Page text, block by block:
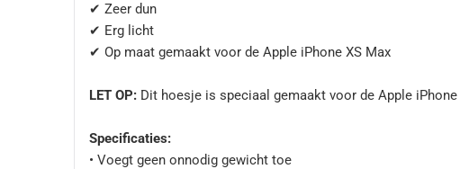
✔ Zeer dun
✔ Erg licht
✔ Op maat gemaakt voor de Apple iPhone XS Max
LET OP: Dit hoesje is speciaal gemaakt voor de Apple iPhone
Specificaties:
• Voegt geen onnodig gewicht toe